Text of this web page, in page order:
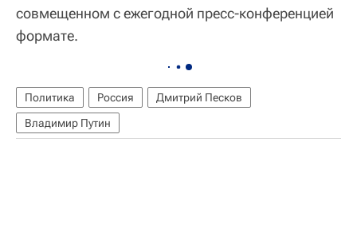
совмещенном с ежегодной пресс-конференцией
формате.
Политика Россия
Дмитрий Песков
Владимир Путин